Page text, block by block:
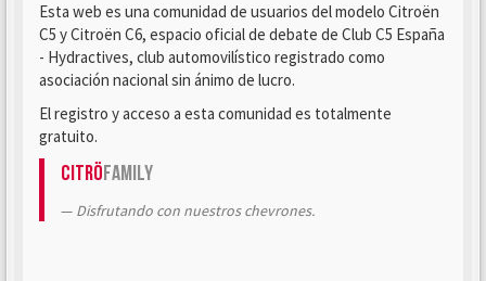
Esta web es una comunidad de usuarios del modelo Citroën
C5 y Citroën C6, espacio oficial de debate de Club C5 España
- Hydractives, club automovilístico registrado como
asociación nacional sin ánimo de lucro.
El registro y acceso a esta comunidad es totalmente
gratuito.
CitröFamily
Disfrutando con nuestros chevrones.